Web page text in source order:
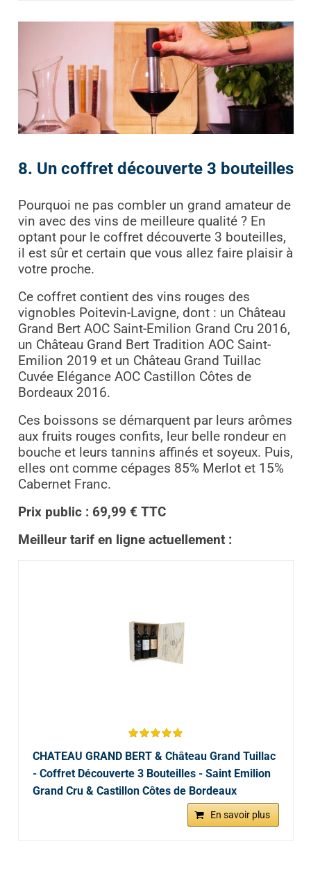
8. Un coffret découverte 3 bouteilles
Pourquoi ne pas combler un grand amateur de
vin avec des vins de meilleure qualité ? En
optant pour le coffret découverte 3 bouteilles,
il est sûr et certain que vous allez faire plaisir à
votre proche.
Ce coffret contient des vins rouges des
vignobles Poitevin-Lavigne, dont : un Château
Grand Bert AOC Saint-Emilion Grand Cru 2016,
un Château Grand Bert Tradition AOC Saint-
Emilion 2019 et un Château Grand Tuillac
Cuvée Elégance AOC Castillon Côtes de
Bordeaux 2016.
Ces boissons se démarquent par leurs arômes
aux fruits rouges confits, leur belle rondeur en
bouche et leurs tannins affinés et soyeux. Puis,
elles ont comme cépages 85% Merlot et 15%
Cabernet Franc.
Prix public : 69,99 € TTC
Meilleur tarif en ligne actuellement :
CHATEAU GRAND BERT & Château Grand Tuillac
- Coffret Découverte 3 Bouteilles - Saint Emilion
Grand Cru & Castillon Côtes de Bordeaux
En savoir plus